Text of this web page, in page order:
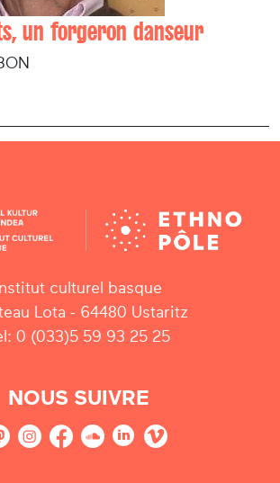
un forgeron danseur
culturel basque
Lota - 64480 Ustaritz
0 (033)5 59 93 25 25
NOUS SUIVRE